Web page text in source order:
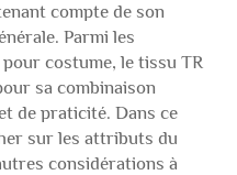
compte de son
Parmi les
costume, le tissu TR
sa combinaison
de praticité. Dans ce
sur les attributs du
considérations à